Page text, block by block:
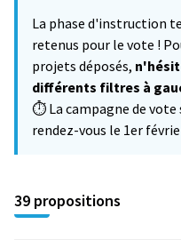
−
La phase d'instruction
retenus pour le vote !
projets déposés,
différents filtres à
⏱️ La campagne de vote
rendez-vous le 1er
39 propositions